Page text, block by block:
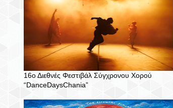
16ο Διεθνές Φεστιβάλ Σύγχρονου Χορού
“DanceDaysChania”